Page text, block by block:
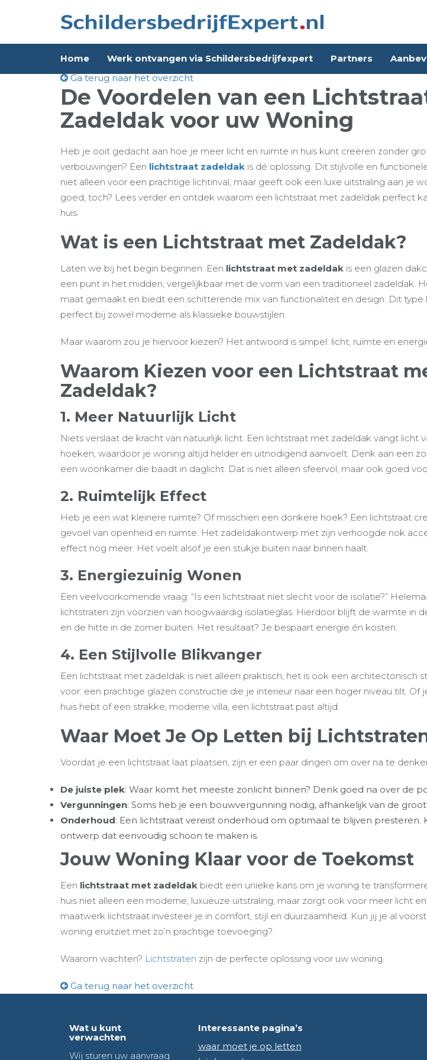
Home Werk ontvangen via Schildersbedrijfexpert Partners
Ga terug naar het overzicht
De Voordelen van een
Zadeldak voor uw Woning
Heb je ooit gedacht aan hoe je meer licht en ruimte in huis kunt creëren zonder
verbouwingen? Een lichtstraat zadeldak is dé oplossing. Dit stijlvolle en
niet alleen voor een prachtige lichtinval, maar geeft ook een luxe uitstraling aan je
goed, toch? Lees verder en ontdek waarom een lichtstraat met zadeldak perfect
huis.
Wat is een Lichtstraat met Zadeldak?
Laten we bij het begin beginnen. Een lichtstraat met zadeldak is een glazen
een punt in het midden, vergelijkbaar met de vorm van een traditioneel zadeldak.
maat gemaakt en biedt een schitterende mix van functionaliteit en design. Dit type
perfect bij zowel moderne als klassieke bouwstijlen.
Maar waarom zou je hiervoor kiezen? Het antwoord is simpel: licht, ruimte en
Waarom Kiezen voor een Lichtstraat
Zadeldak?
1. Meer Natuurlijk Licht
Niets verslaat de kracht van natuurlijk licht. Een lichtstraat met zadeldak vangt licht
hoeken, waardoor je woning altijd helder en uitnodigend aanvoelt. Denk aan een
een woonkamer die baadt in daglicht. Dat is niet alleen sfeervol, maar ook goed
2. Ruimtelijk Effect
Heb je een wat kleinere ruimte? Of misschien een donkere hoek? Een lichtstraat
gevoel van openheid en ruimte. Het zadeldakontwerp met zijn verhoogde nok
effect nog meer. Het voelt alsof je een stukje buiten naar binnen haalt.
3. Energiezuinig Wonen
Een veelvoorkomende vraag: “Is een lichtstraat niet slecht voor de isolatie?”
lichtstraten zijn voorzien van hoogwaardig isolatieglas. Hierdoor blijft de warmte in
en de hitte in de zomer buiten. Het resultaat? Je bespaart energie én kosten.
4. Een Stijlvolle Blikvanger
Een lichtstraat met zadeldak is niet alleen praktisch; het is ook een architectonisch
voor: een prachtige glazen constructie die je interieur naar een hoger niveau tilt. Of
huis hebt of een strakke, moderne villa, een lichtstraat past altijd.
Waar Moet Je Op Letten bij
Voordat je een lichtstraat laat plaatsen, zijn er een paar dingen om over na te
De juiste plek: Waar komt het meeste zonlicht binnen? Denk goed na over de
Vergunningen: Soms heb je een bouwvergunning nodig, afhankelijk van de
Onderhoud: Een lichtstraat vereist onderhoud om optimaal te blijven presteren.
ontwerp dat eenvoudig schoon te maken is.
Jouw Woning Klaar voor de Toekomst
Een lichtstraat met zadeldak biedt een unieke kans om je woning te
huis niet alleen een moderne, luxueuze uitstraling, maar zorgt ook voor meer licht
maatwerk lichtstraat investeer je in comfort, stijl en duurzaamheid. Kun jij je al
woning eruitziet met zo’n prachtige toevoeging?
Waarom wachten? Lichtstraten zijn de perfecte oplossing voor uw woning.
Ga terug naar het overzicht
Wat u kunt
verwachten
Wij sturen uw aanvraag
Interessante pagina’s
waar moet je op letten